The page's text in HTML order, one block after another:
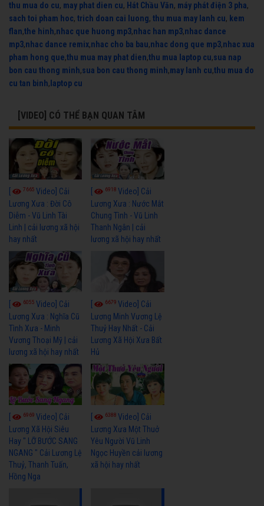
thu mua do cu, may phat dien cu, Hát Chầu Văn, máy phát điện 3 pha,
sach toi pham hoc, trich doan cai luong, thu mua may lanh cu, kem
flan,the hinh,nhac que huong mp3,nhac han mp3,nhac dance
mp3,nhac dance remix,nhac cho ba bau,nhac dong que mp3,nhac xua
pham hong que,thu mua may phat dien,thu mua laptop cu,sua nap
bon cau thong minh,sua bon cau thong minh,may lanh cu,thu mua do
cu tan binh, laptop cu
[VIDEO] CÓ THỂ BẠN QUAN TÂM
7665 Video] Cải
Lương Xưa : Đời Cô
Diễm - Vũ Linh Tài
Linh | cải lương xã hội
hay nhất
6918Video] Cải
Lương Xưa : Nước Mắt
Chung Tình - Vũ Linh
Thanh Ngân | cải
lương xã hội hay nhất
6055 Video] Cải
Lương Xưa : Nghĩa Cũ
Tình Xưa - Minh
Vương Thoại Mỹ | cải
lương xã hội hay nhất
6679Video] Cải
Lương Minh Vương Lệ
Thuỷ Hay Nhất - Cải
Lương Xã Hội Xưa Bất
Hủ
6969 Video] Cải
Lương Xã Hội Siêu
Hay " LỠ BƯỚC SANG
NGANG " Cải Lương Lệ
Thuỷ, Thanh Tuấn,
Hồng Nga
6388Video] Cải
Lương Xưa Một Thuở
Yêu Người Vũ Linh
Ngọc Huyền cải lương
xã hội hay nhất